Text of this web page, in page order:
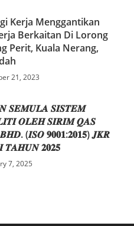
Kerja Menggantikan
Berkaitan Di Lorong
Perit, Kuala Nerang,
21, 2023
𝑺𝑬𝑴𝑼𝑳𝑨 𝑺𝑰𝑺𝑻𝑬𝑴
𝑶𝑳𝑬𝑯 𝑺𝑰𝑹𝑰𝑴 𝑸𝑨𝑺
(𝑰𝑺𝑶 𝟗𝟎𝟎𝟏:𝟐𝟎𝟏𝟓) 𝑱𝑲𝑹
𝟐𝟎𝟐𝟓
7, 2025